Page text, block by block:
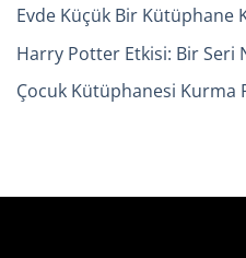
Evde Küçük Bir Kütüphane
Harry Potter Etkisi: Bir Seri
Çocuk Kütüphanesi Kurma